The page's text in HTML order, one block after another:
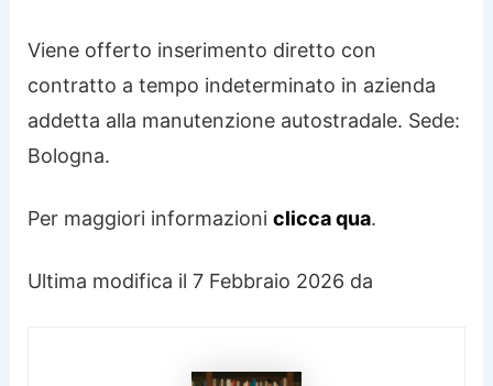
Viene offerto inserimento diretto con
contratto a tempo indeterminato in azienda
addetta alla manutenzione autostradale. Sede:
Bologna.
Per maggiori informazioniclicca qua.
Ultima modifica il 7 Febbraio 2026 da